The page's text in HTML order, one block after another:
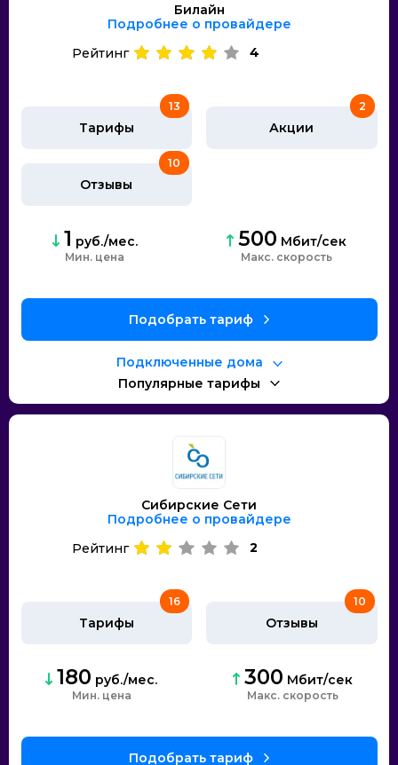
Билайн
Подробнее о провайдере
Рейтинг
4
Тарифы
13
Акции
2
Отзывы
10
1 руб./мес.
Мин. цена
500 Мбит/сек
Макс. скорость
Подобрать тариф
Подключенные дома
Популярные тарифы
Сибирские Сети
Подробнее о провайдере
Рейтинг
2
Тарифы
16
Отзывы
10
180 руб./мес.
Мин. цена
300 Мбит/сек
Макс. скорость
Подобрать тариф